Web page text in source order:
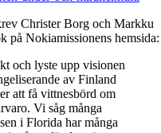
Christer Borg och Markku
på Nokiamissionens hemsida:
och lyste upp visionen
av Finland
att få vittnesbörd om
Vi såg många
i Florida har många